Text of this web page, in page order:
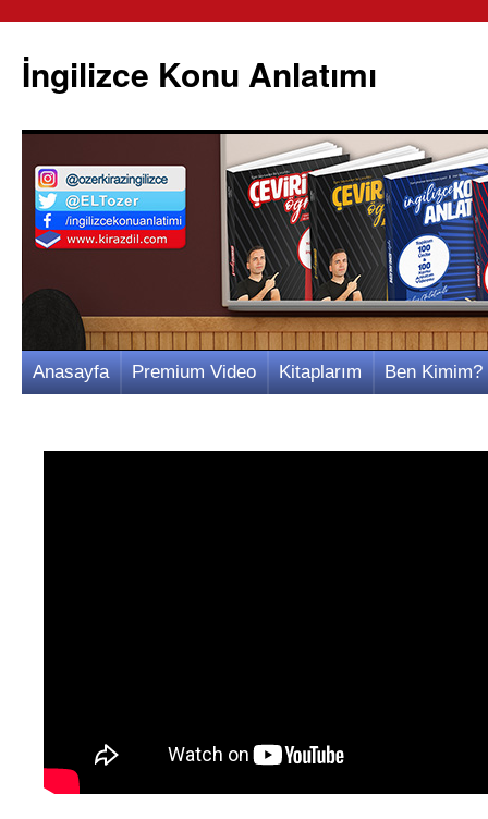
İngilizce Konu Anlatımı
İçeriğe
Anasayfa Premium Video Kitaplarım Ben Kimim?